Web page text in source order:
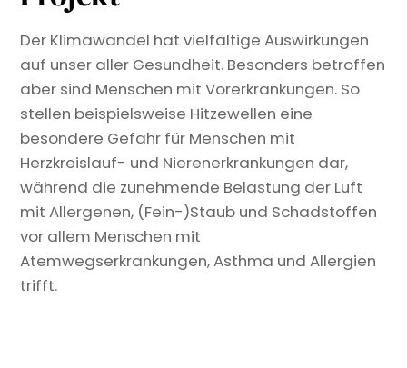
Der Klimawandel hat vielfältige Auswirkungen
auf unser aller Gesundheit. Besonders betroffen
aber sind Menschen mit Vorerkrankungen. So
stellen beispielsweise Hitzewellen eine
besondere Gefahr für Menschen mit
Herzkreislauf- und Nierenerkrankungen dar,
während die zunehmende Belastung der Luft
mit Allergenen, (Fein-)Staub und Schadstoffen
vor allem Menschen mit
Atemwegserkrankungen, Asthma und Allergien
trifft.